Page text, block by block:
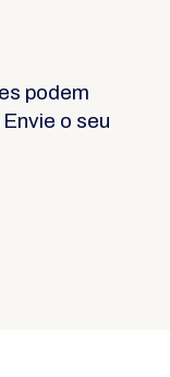
podem
o seu